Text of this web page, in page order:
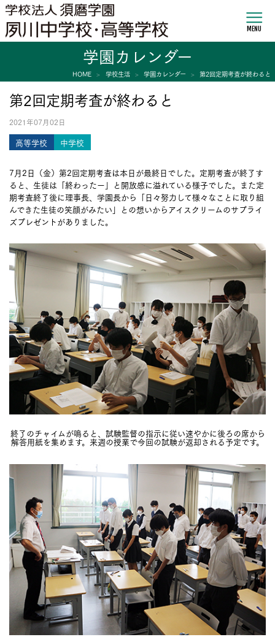
MENU
学園カレンダー
HOME 学校生活 学園カレンダー 第2回定期考査が終わると
第2回定期考査が終わると
2021年07月02日
高等学校 中学校
7月2日（金）第2回定期考査は本日が最終日でした。定期考査が終了す
ると、生徒は「終わったー」と開放感に溢れている様子でした。また定
期考査終了後に理事長、学園長から「日々努力して様々なことに取り組
んできた生徒の笑顔がみたい」との想いからアイスクリームのサプライ
ズプレゼントがありました。
終了のチャイムが鳴ると、試験監督の指示に従い速やかに後ろの席から
解答用紙を集めます。来週の授業で今回の試験が返却される予定です。